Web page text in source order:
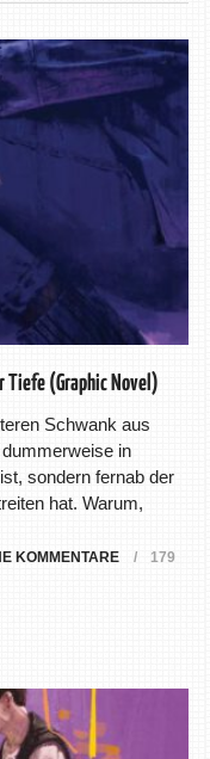
Tiefe (Graphic Novel)
Schwank aus
in
sondern fernab der
hat. Warum,
KOMMENTARE
179